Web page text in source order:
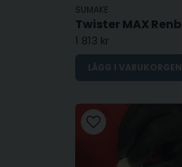
SUMAKE
1 813 kr
LÄGG I VARUKORGEN